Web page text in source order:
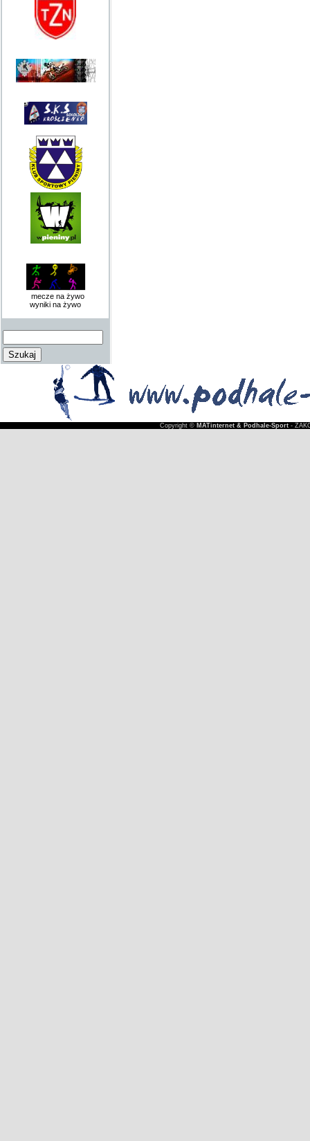
mecze na żywo
wyniki na żywo
Copyright © MATinternet & Podhale-Sport-